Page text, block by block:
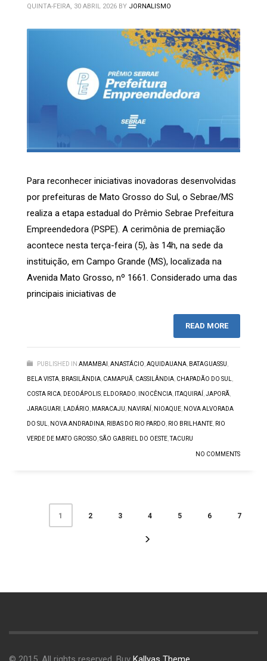
QUINTA-FEIRA, 30 ABRIL 2026 BY JORNALISMO
Para reconhecer iniciativas inovadoras desenvolvidas
por prefeituras de Mato Grosso do Sul, o Sebrae/MS
realiza a etapa estadual do Prêmio Sebrae Prefeitura
Empreendedora (PSPE). A cerimônia de premiação
acontece nesta terça-feira (5), às 14h, na sede da
instituição, em Campo Grande (MS), localizada na
Avenida Mato Grosso, nº 1661. Considerado uma das
principais iniciativas de
READ MORE
PUBLISHED IN AMAMBAI ,ANASTÁCIO,AQUIDAUANA, BATAGUASSU,
BELA VISTA, BRASILÂNDIA, CAMAPUÃ, CASSILÂNDIA, CHAPADÃO DO SUL,
COSTA RICA, DEODÁPOLIS, ELDORADO, INOCÊNCIA, ITAQUIRAÍ ,JAPORÃ,
JARAGUARI , LADÁRIO, MARACAJU, NAVIRAÍ , NIOAQUE, NOVA ALVORADA
DO SUL, NOVA ANDRADINA, RIBAS DO RIO PARDO, RIO BRILHANTE, RIO
VERDE DE MATO GROSSO,SÃO GABRIEL DO OESTE, TACURU
NO COMMENTS
1 2 3 4 5 6 7